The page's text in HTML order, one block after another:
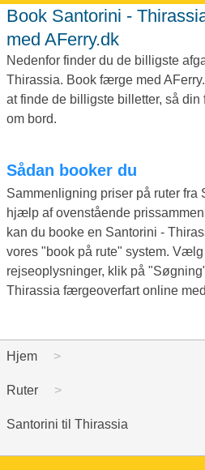
Book Santorini - Thirassia færgeoverfarter
med AFerry.dk
Nedenfor finder du de billigste
Thirassia. Book færge med
at finde de billigste billetter, så
om bord.
Sådan booker du
Sammenligning priser på ruter fra
hjælp af ovenstående
kan du booke en Santorini -
vores "book på rute" system.
rejseoplysninger, klik på
Thirassia færgeoverfart online
Hjem
Ruter
Santorini til Thirassia